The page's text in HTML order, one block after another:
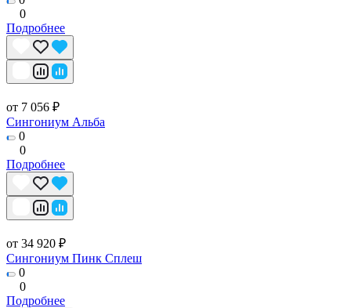
0
Подробнее
от 7 056 ₽
Сингониум Альба
0
0
Подробнее
от 34 920 ₽
Сингониум Пинк Сплеш
0
0
Подробнее